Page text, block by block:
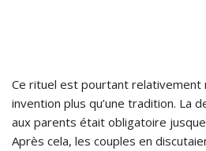
Ce rituel est pourtant relativement
invention plus qu’une tradition. La
aux parents était obligatoire
Après cela, les couples en